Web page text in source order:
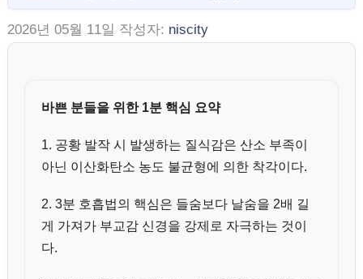
2026년 05월 11일 작성자: niscity
바쁜 분들을 위한 1분 핵심 요약
1. 공황 발작 시 발생하는 질식감은 산소 부족이
아닌 이산화탄소 농도 불균형에 의한 착각이다.
2. 3분 호흡법의 핵심은 들숨보다 날숨을 2배 길
게 가져가 부교감 신경을 강제로 자극하는 것이
다.